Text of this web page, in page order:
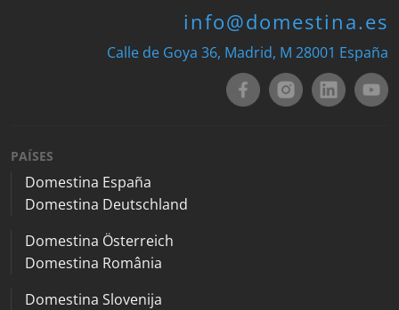
info@domestina.es
Calle de Goya 36, Madrid, M 28001 España
PAÍSES
Domestina España
Domestina Deutschland
Domestina Österreich
Domestina România
Domestina Slovenija